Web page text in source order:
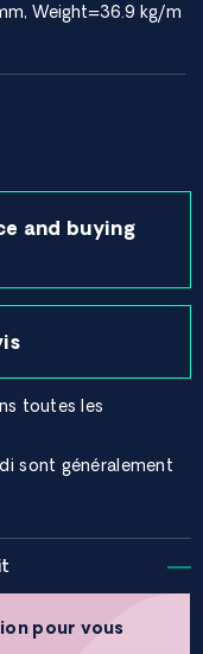
Weight=36.9 kg/m
and buying
toutes les
sont généralement
pour vous